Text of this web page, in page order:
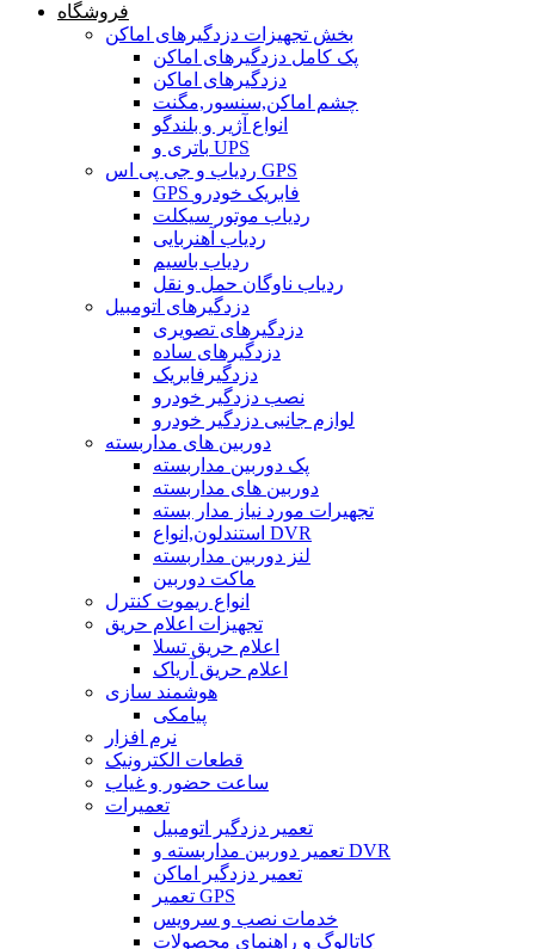
فروشگاه
بخش تجهیزات دزدگیرهای اماکن
پک کامل دزدگیرهای اماکن
دزدگیرهای اماکن
چشم اماکن,سنسور,مگنت
انواع آژیر و بلندگو
باتری و UPS
ردیاب و جی پی اس GPS
GPS فابریک خودرو
ردیاب موتور سیکلت
ردیاب آهنربایی
ردیاب باسیم
ردیاب ناوگان حمل و نقل
دزدگیرهای اتومبیل
دزدگیرهای تصویری
دزدگیرهای ساده
دزدگیرفابریک
نصب دزدگیر خودرو
لوازم جانبی دزدگیر خودرو
دوربین های مداربسته
پک دوربین مداربسته
دوربین های مداربسته
تجهیرات مورد نیاز مدار بسته
استندلون,انواع DVR
لنز دوربین مداربسته
ماکت دوربین
انواع ریموت کنترل
تجهیزات اعلام حریق
اعلام حریق تسلا
اعلام حریق آریاک
هوشمند سازی
پیامکی
نرم افزار
قطعات الکترونیک
ساعت حضور و غیاب
تعمیرات
تعمیر دزدگیر اتومبیل
تعمیر دوربین مداربسته و DVR
تعمیر دزدگیر اماکن
تعمیر GPS
خدمات نصب و سرویس
کاتالوگ و راهنمای محصولات